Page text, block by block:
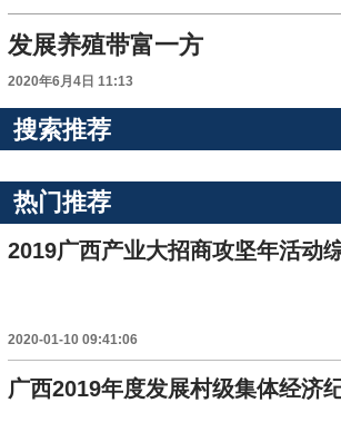
发展养殖带富一方
2020年6月4日 11:13
搜索推荐
热门推荐
2019广西产业大招商攻坚年活动
2020-01-10 09:41:06
广西2019年度发展村级集体经济